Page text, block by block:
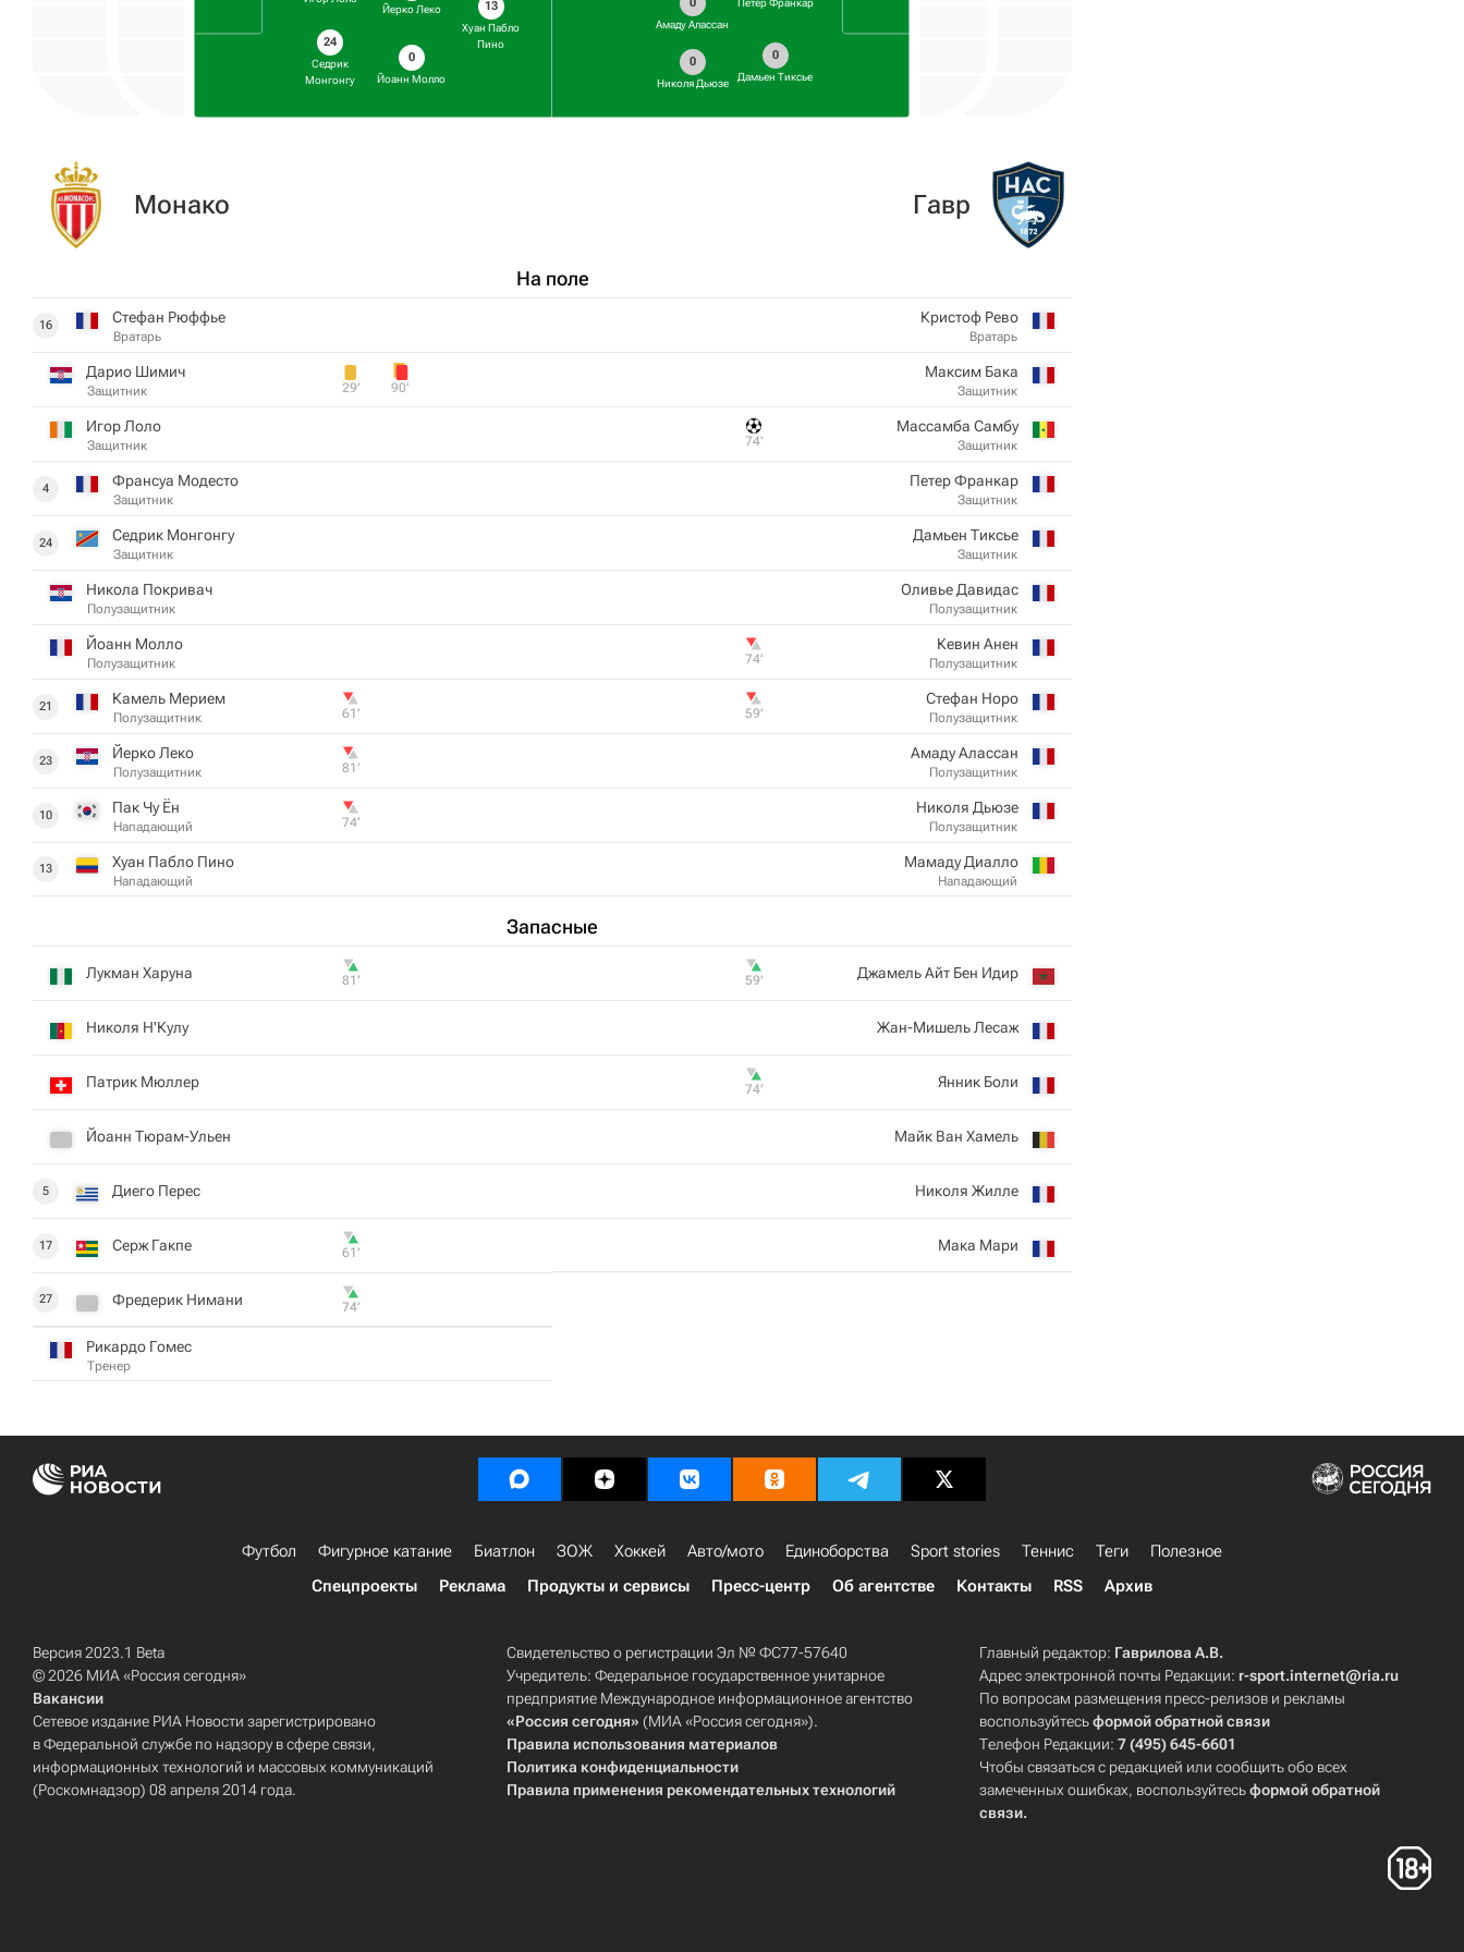
24
Седрик
Монгонгу
Йерко Леко
0
Йоанн Молло
13
Хуан Пабло
Пино
Петер Франкар
0
Дамьен Тиксье
0
Амаду Алассан
0
Николя Дьюзе
Монако
На поле
16 Стефан Рюффье
Вратарь
Дарио Шимич
Защитник 29‎’‎ 90‎’‎
Игор Лоло
Защитник
4 Франсуа Модесто
Защитник
24 Седрик Монгонгу
Защитник
Никола Покривач
Полузащитник
Йоанн Молло
Полузащитник
21 Камель Мерием
Полузащитник 61‎’‎
23 Йерко Леко
Полузащитник 81‎’‎
10 Пак Чу Ён
Нападающий 74‎’‎
13 Хуан Пабло Пино
Нападающий
Запасные
Лукман Харуна 81‎’‎
Николя Н'Кулу
Патрик Мюллер
Йоанн Тюрам-Ульен
5 Диего Перес
17 Серж Гакпе 61‎’‎
27 Фредерик Нимани 74‎’‎
Рикардо Гомес
Тренер
Гавр
Кристоф Рево
Вратарь
Максим Бака
Защитник
Массамба Самбу
Защитник
74‎’‎
Петер Франкар
Защитник
Дамьен Тиксье
Защитник
Оливье Давидас
Полузащитник
Кевин Анен
Полузащитник
74‎’‎
Стефан Норо
Полузащитник
59‎’‎
Амаду Алассан
Полузащитник
Николя Дьюзе
Полузащитник
Мамаду Диалло
Нападающий
Джамель Айт Бен Идир
59‎’‎
Жан-Мишель Лесаж
Янник Боли
74‎’‎
Майк Ван Хамель
Николя Жилле
Мака Мари
Футбол Фигурное катание Биатлон ЗОЖ Хоккей Авто/мото Единоборства Sport stories Теннис Теги
Полезное
Спецпроекты
Реклама Продукты и сервисы Пресс-центр Об агентстве Контакты RSS Архив
Версия 2023.1 Beta
© 2026 МИА «Россия сегодня»
Вакансии
Сетевое издание РИА Новости зарегистрировано
в Федеральной службе по надзору в сфере связи,
информационных технологий и массовых коммуникаций
(Роскомнадзор) 08 апреля 2014 года.
Свидетельство о регистрации Эл № ФС77-57640
Учредитель: Федеральное государственное унитарное
предприятие Международное информационное агентство
«Россия сегодня» (МИА «Россия сегодня»).
Правила использования материалов
Политика конфиденциальности
Правила применения рекомендательных технологий
Главный редактор: Гаврилова А.В.
Адрес электронной почты Редакции: r-sport.internet@ria.ru
По вопросам размещения пресс-релизов и рекламы
воспользуйтесьформой обратной связи
Телефон Редакции:7 (495) 645-6601
Чтобы связаться с редакцией или сообщить обо всех
замеченных ошибках, воспользуйтесьформой обратной
связи.